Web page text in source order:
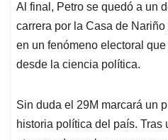
Al final, Petro se quedó a un
carrera por la Casa de
en un fenómeno electoral
desde la ciencia política.
Sin duda el 29M marcará un
historia política del país. Tras